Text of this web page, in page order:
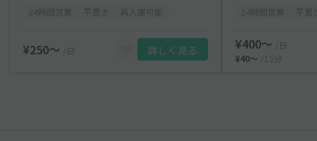
¥250〜 /日 詳しく見る ¥400〜
/日
¥40〜
/15分